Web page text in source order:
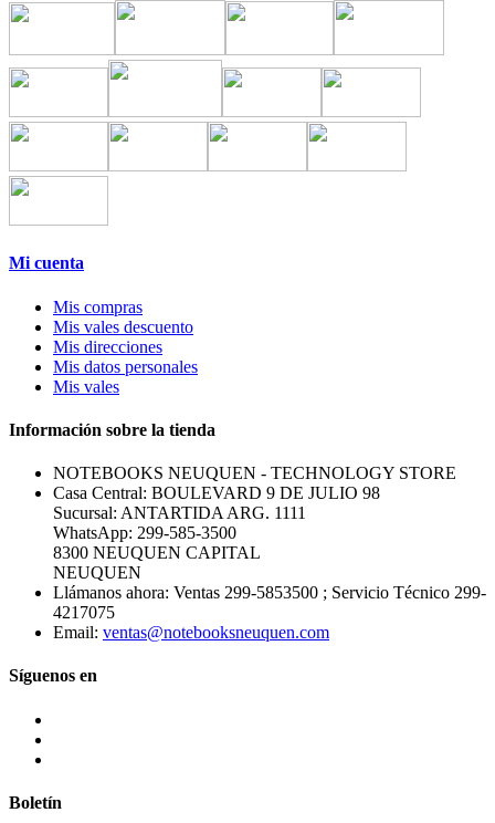
Mi cuenta
Mis compras
Mis vales descuento
Mis direcciones
Mis datos personales
Mis vales
Información sobre la tienda
NOTEBOOKS NEUQUEN - TECHNOLOGY STORE
Casa Central: BOULEVARD 9 DE JULIO 98
Sucursal: ANTARTIDA ARG. 1111
WhatsApp: 299-585-3500
8300 NEUQUEN CAPITAL
NEUQUEN
Llámanos ahora: Ventas 299-5853500 ; Servicio Técnico 299-
4217075
Email: ventas@notebooksneuquen.com
Síguenos en
Boletín